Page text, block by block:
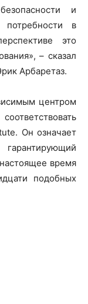
и
в
это
– сказал
Арбаретаз.
центром
Он означает
время
подобных